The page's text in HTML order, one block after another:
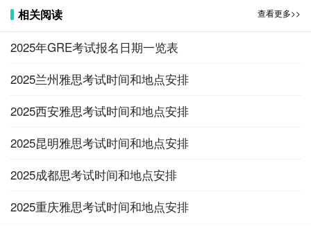
相关阅读 查看更多>>
2025年GRE考试报名日期一览表
2025兰州雅思考试时间和地点安排
2025西安雅思考试时间和地点安排
2025昆明雅思考试时间和地点安排
2025成都思考试时间和地点安排
2025重庆雅思考试时间和地点安排